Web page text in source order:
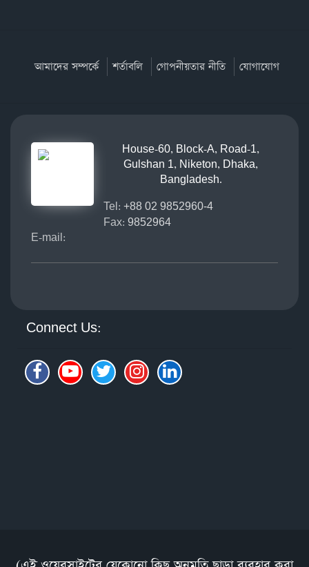
আমাদের সম্পর্কে শর্তাবলি গোপনীয়তার নীতি যোগাযোগ
House-60, Block-A, Road-1,
Gulshan 1, Niketon, Dhaka,
Bangladesh.
Tel: +88 02 9852960-4
Fax: 9852964
E-mail:
Connect Us: